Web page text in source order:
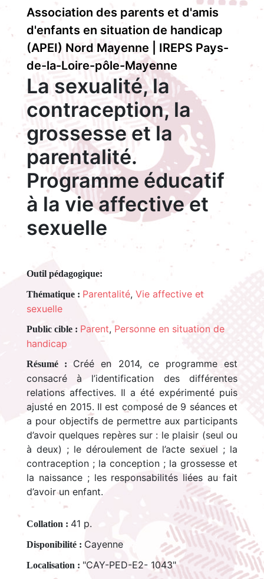
Association des parents et d'amis
d'enfants en situation de handicap
(APEI) Nord Mayenne | IREPS Pays-
de-la-Loire-pôle-Mayenne
La sexualité, la
contraception, la
grossesse et la
parentalité.
Programme éducatif
à la vie affective et
sexuelle
Outil pédagogique:
Thématique : Parentalité, Vie affective et
sexuelle
Public cible : Parent, Personne en situation de
handicap
Résumé : Créé en 2014, ce programme est
consacré à l’identification des différentes
relations affectives. Il a été expérimenté puis
ajusté en 2015. Il est composé de 9 séances et
a pour objectifs de permettre aux participants
d’avoir quelques repères sur : le plaisir (seul ou
à deux) ; le déroulement de l’acte sexuel ; la
contraception ; la conception ; la grossesse et
la naissance ; les responsabilités liées au fait
d’avoir un enfant.
Collation : 41 p.
Disponibilité : Cayenne
Localisation : "CAY-PED-E2- 1043"